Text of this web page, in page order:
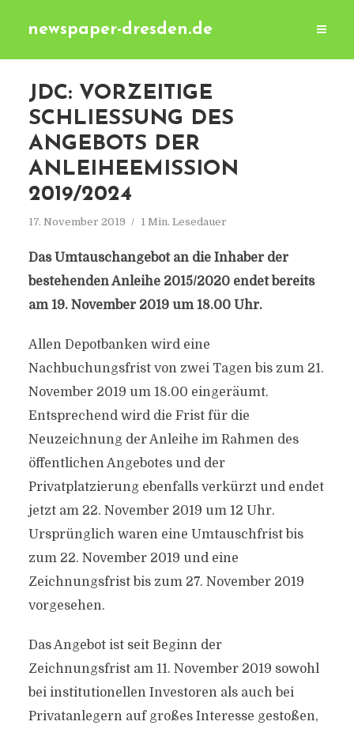
newspaper-dresden.de
JDC: VORZEITIGE
SCHLIESSUNG DES A
NGEBOTS DER A
NLEIHEEMISSION 2
019/2024
17. November 2019 1 Min. Lesedauer
Das Umtauschangebot an die Inhaber der
bestehenden Anleihe 2015/2020 endet bereits
am 19. November 2019 um 18.00 Uhr.
Allen Depotbanken wird eine
Nachbuchungsfrist von zwei Tagen bis zum 21.
November 2019 um 18.00 eingeräumt.
Entsprechend wird die Frist für die
Neuzeichnung der Anleihe im Rahmen des
öffentlichen Angebotes und der
Privatplatzierung ebenfalls verkürzt und endet
jetzt am 22. November 2019 um 12 Uhr.
Ursprünglich waren eine Umtauschfrist bis
zum 22. November 2019 und eine
Zeichnungsfrist bis zum 27. November 2019
vorgesehen.
Das Angebot ist seit Beginn der
Zeichnungsfrist am 11. November 2019 sowohl
bei institutionellen Investoren als auch bei
Privatanlegern auf großes Interesse gestoßen,